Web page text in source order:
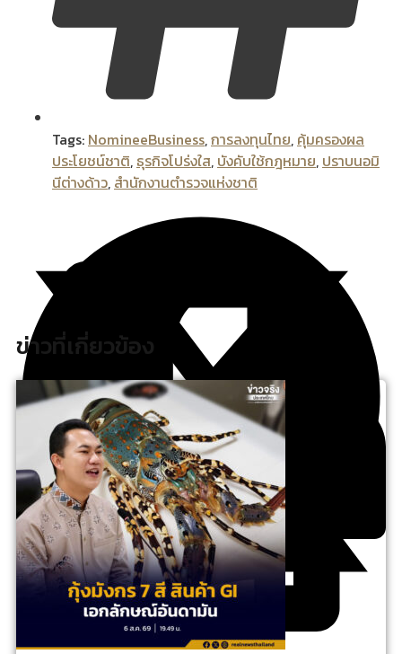
Tags: NomineeBusiness,การลงทุนไทย, คุ้มครองผล
ประโยชน์ชาติ, ธุรกิจโปร่งใส, บังคับใช้กฎหมาย, ปราบนอมิ
นีต่างด้าว, สำนักงานตำรวจแห่งชาติ
ข่าวที่เกี่ยวข้อง